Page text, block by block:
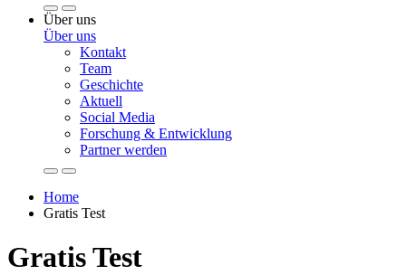
Über uns
Über uns
Kontakt
Team
Geschichte
Aktuell
Social Media
Forschung & Entwicklung
Partner werden
Home
Gratis Test
Gratis Test